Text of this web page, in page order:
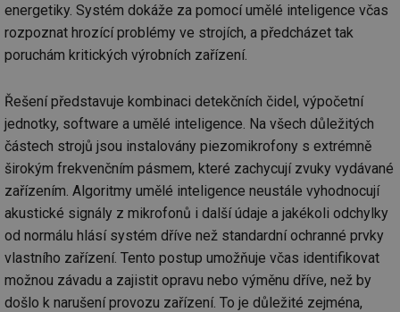
energetiky. Systém dokáže za pomocí umělé inteligence včas
rozpoznat hrozící problémy ve strojích, a předcházet tak
poruchám kritických výrobních zařízení.
Řešení představuje kombinaci detekčních čidel, výpočetní
jednotky, software a umělé inteligence. Na všech důležitých
částech strojů jsou instalovány piezomikrofony s extrémně
širokým frekvenčním pásmem, které zachycují zvuky vydávané
zařízením. Algoritmy umělé inteligence neustále vyhodnocují
akustické signály z mikrofonů i další údaje a jakékoli odchylky
od normálu hlásí systém dříve než standardní ochranné prvky
vlastního zařízení. Tento postup umožňuje včas identifikovat
možnou závadu a zajistit opravu nebo výměnu dříve, než by
došlo k narušení provozu zařízení. To je důležité zejména,